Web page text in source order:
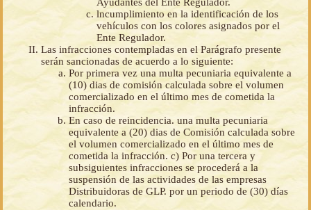
lncumplimiento en la identificación de los
vehículos con los colores asignados por el
Ente Regulador.
Las infracciones contempladas en el Parágrafo presente
serán sancionadas de acuerdo a lo siguiente:
Por primera vez una multa pecuniaria equivalente a
(10) dias de comisión calculada sobre el volumen
comercializado en el último mes de cometida la
infracción.
En caso de reincidencia. una multa pecuniaria
equivalente a (20) dias de Comisión calculada sobre
el volumen comercializado en el último mes de
cometida la infracción. c) Por una tercera y
subsiguientes infracciones se procederá a la
suspensión de las actividades de las empresas
Distribuidoras de GLP. por un periodo de (30) días
calendario.